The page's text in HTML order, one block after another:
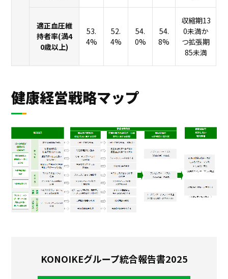
適正血圧維
持者率(満4
0歳以上)
53.
4%
52.
4%
54.
0%
54.
8%
収縮期13
0未満か
つ拡張期
85未満
健康経営戦略マップ
KONOIKEグループ統合報告書2025